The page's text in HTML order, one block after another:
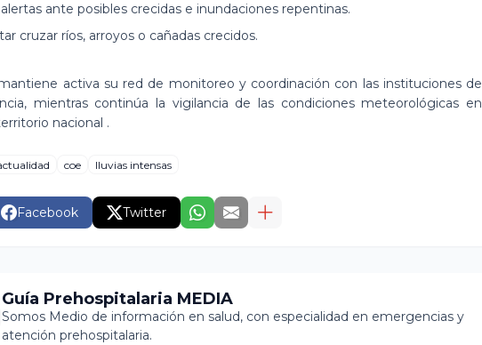
ante posibles crecidas e inundaciones repentinas.
cruzar ríos, arroyos o cañadas crecidos.
activa su red de monitoreo y coordinación con las instituciones de
mientras continúa la vigilancia de las condiciones meteorológicas en
nacional .
coe lluvias intensas
Facebook Twitter
Guía Prehospitalaria MEDIA
Somos Medio de información en salud, con especialidad en emergencias y
atención prehospitalaria.